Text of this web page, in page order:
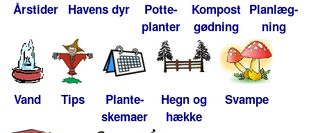
Årstider Havens dyr
Potte-
planter
Kompost
gødning
Planlæg-
ning
Vand Tips
Plante-
skemaer
Hegn og
hække
Svampe